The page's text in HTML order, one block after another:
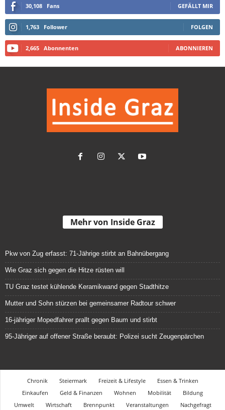
30,108 Fans GEFÄLLT MIR
1,763 Follower FOLGEN
2,665 Abonnenten ABONNIEREN
Mehr von Inside Graz
Pkw von Zug erfasst: 71-Jährige stirbt an Bahnübergang
Wie Graz sich gegen die Hitze rüsten will
TU Graz testet kühlende Keramikwand gegen Stadthitze
Mutter und Sohn stürzen bei gemeinsamer Radtour schwer
16-jähriger Mopedfahrer prallt gegen Baum und stirbt
95-Jähriger auf offener Straße beraubt: Polizei sucht Zeugenpärchen
Chronik Steiermark Freizeit & Lifestyle
Essen & Trinken
Einkaufen
Geld & Finanzen Wohnen Mobilität
Bildung
Umwelt
Wirtschaft Brennpunkt Veranstaltungen Nachgefragt